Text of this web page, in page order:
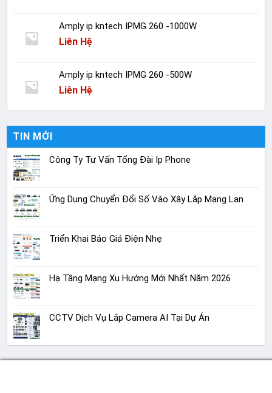
Amply ip kntech IPMG 260 -1000W
Liên Hệ
Amply ip kntech IPMG 260 -500W
Liên Hệ
TIN MỚI
Công Ty Tư Vấn Tổng Đài Ip Phone
Ứng Dụng Chuyển Đổi Số Vào Xây Lắp Mạng Lan
Triển Khai Báo Giá Điện Nhẹ
Hạ Tầng Mạng Xu Hướng Mới Nhất Năm 2026
CCTV Dịch Vụ Lắp Camera AI Tại Dự Án